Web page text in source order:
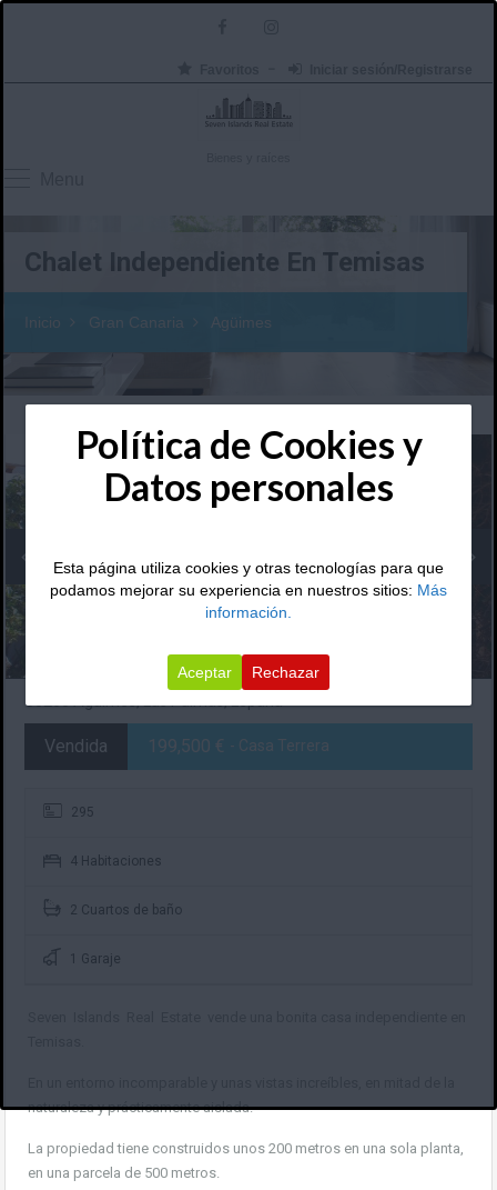
Chalet Independiente En Temisas
Inicio Gran Canaria Agüimes
35260 Agüimes, Las Palmas, España
Vendida 199,500 € - Casa Terrera
295
4 Habitaciones
2 Cuartos de baño
1 Garaje
naturaleza y prácticamente aislada.
La propiedad tiene construidos unos 200 metros en una sola planta,
en una parcela de 500 metros.
Política de Cookies y
Datos personales
Esta página utiliza cookies y otras tecnologías para que
podamos mejorar su experiencia en nuestros sitios: Más
información.
Aceptar Rechazar